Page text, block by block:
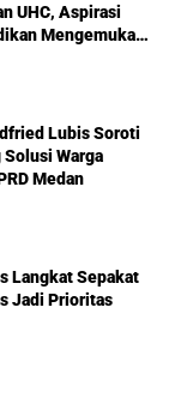
UHC, Aspirasi
Mengemuka
Lubis Soroti
Warga
Medan
Langkat Sepakat
Jadi Prioritas